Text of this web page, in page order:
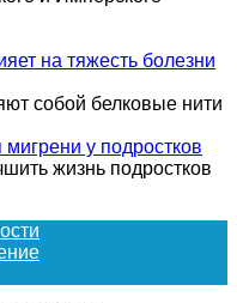
на тяжесть болезни
собой белковые нити
у подростков
жизнь подростков